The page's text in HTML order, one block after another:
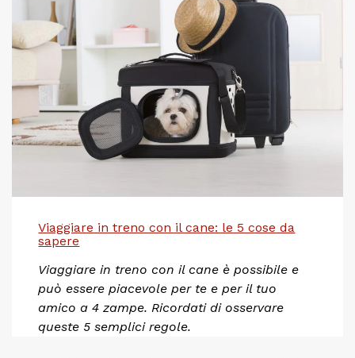
Viaggiare in treno con il cane: le 5 cose da
sapere
Viaggiare in treno con il cane è possibile e
può essere piacevole per te e per il tuo
amico a 4 zampe. Ricordati di osservare
queste 5 semplici regole.